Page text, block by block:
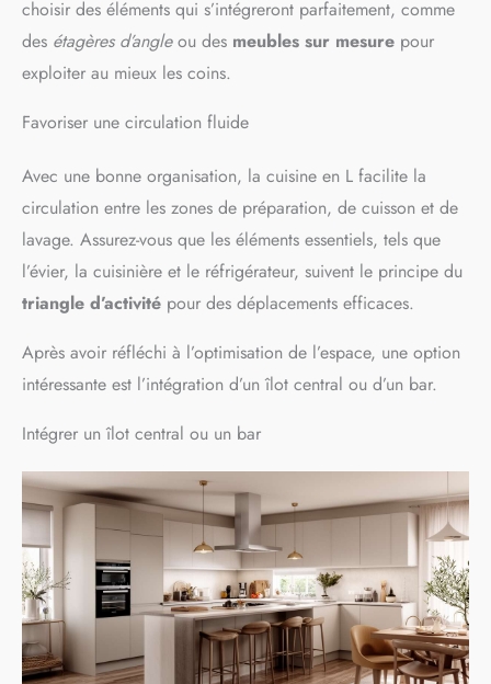
choisir des éléments qui s’intégreront parfaitement, comme
des étagères d’angleou des meubles sur mesure pour
exploiter au mieux les coins.
Favoriser une circulation fluide
Avec une bonne organisation, la cuisine en L facilite la
circulation entre les zones de préparation, de cuisson et de
lavage. Assurez-vous que les éléments essentiels, tels que
l’évier, la cuisinière et le réfrigérateur, suivent le principe du
triangle d’activité pour des déplacements efficaces.
Après avoir réfléchi à l’optimisation de l’espace, une option
intéressante est l’intégration d’un îlot central ou d’un bar.
Intégrer un îlot central ou un bar